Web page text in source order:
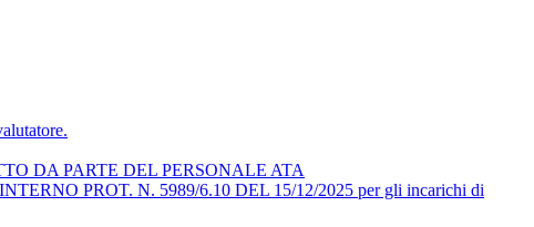
DA PARTE DEL PERSONALE ATA
PROT. N. 5989/6.10 DEL 15/12/2025 per gli incarichi di